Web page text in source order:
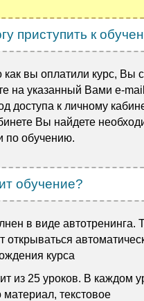
приступить к
как вы оплатили курс, Вы
на указанный Вами e-mail
доступа к личному
Вы найдете
по обучению.
обучение?
в виде автотренинга.
открываться
курса
из 25 уроков. В каждом
материал, текстовое